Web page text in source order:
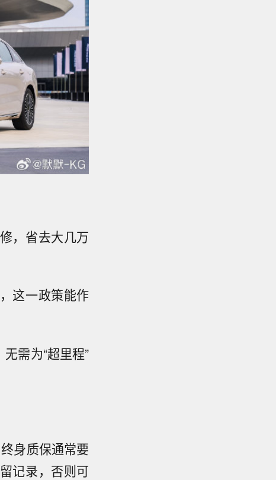
，省去大几万
这一政策能作
需为“超里程”
身质保通常要
记录，否则可